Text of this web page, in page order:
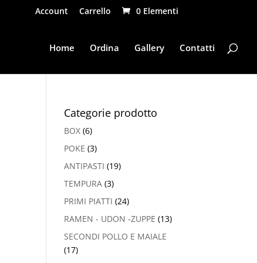
Account Carrello 0 Elementi
Home Ordina Gallery Contatti
Categorie prodotto
BOX (6)
POKE (3)
ANTIPASTI (19)
TEMPURA (3)
PRIMI PIATTI (24)
RAMEN - UDON -ZUPPE (13)
SECONDI POLLO E MAIALE
(17)